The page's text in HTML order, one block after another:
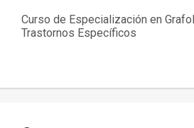
Curso de Especialización en
Trastornos Específicos